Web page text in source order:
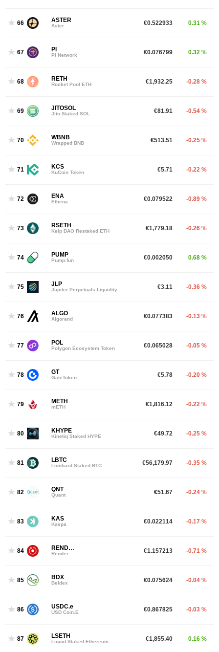
66 ASTER
Aster €0.522933 0.31 %
67 PI
Pi Network €0.076799 0.32 %
68 RETH
Rocket Pool ETH €1,932.25 -0.28 %
69 JITOSOL
Jito Staked SOL €81.91 -0.54 %
70 WBNB
Wrapped BNB €513.51 -0.25 %
71 KCS
KuCoin Token €5.71 -0.22 %
72 ENA
Ethena €0.079522 -0.89 %
73 RSETH
Kelp DAO Restaked ETH €1,779.18 -0.26 %
74 PUMP
Pump.fun €0.002050 0.68 %
75 JLP
Jupiter Perpetuals Liquidity Provider Token €3.11 -0.36 %
76 ALGO
Algorand €0.077383 -0.13 %
77 POL
Polygon Ecosystem Token €0.065028 -0.05 %
78 GT
GateToken €5.78 -0.20 %
79 METH
mETH €1,816.12 -0.22 %
80 KHYPE
Kinetiq Staked HYPE €49.72 -0.25 %
81 LBTC
Lombard Staked BTC €56,179.97 -0.35 %
82 QNT
Quant €51.67 -0.24 %
83 KAS
Kaspa €0.022114 -0.17 %
84 RENDER
Render €1.157213 -0.71 %
85 BDX
Beldex €0.075624 -0.04 %
86 USDC.e
USD Coin.E €0.867825 -0.03 %
87 LSETH
Liquid Staked Ethereum €1,855.40 0.16 %